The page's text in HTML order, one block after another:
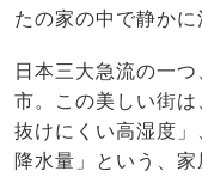
たの家の中で静かに
日本三大急流の一
市。この美しい街
抜けにくい高湿度
降水量」という、